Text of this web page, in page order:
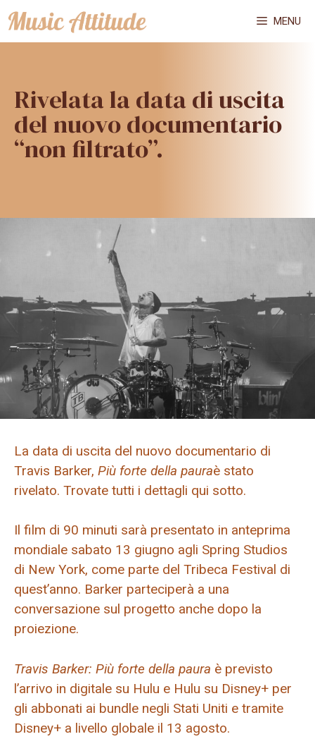
Vai
al
MENU
Rivelata la data di uscita
del nuovo documentario
“non filtrato”.
La data di uscita del nuovo documentario di
Travis Barker, Più forte della pauraè stato
rivelato. Trovate tutti i dettagli qui sotto.
Il film di 90 minuti sarà presentato in anteprima
mondiale sabato 13 giugno agli Spring Studios
di New York, come parte del Tribeca Festival di
quest’anno. Barker parteciperà a una
conversazione sul progetto anche dopo la
proiezione.
Travis Barker: Più forte della paura è previsto
l’arrivo in digitale su Hulu e Hulu su Disney+ per
gli abbonati ai bundle negli Stati Uniti e tramite
Disney+ a livello globale il 13 agosto.